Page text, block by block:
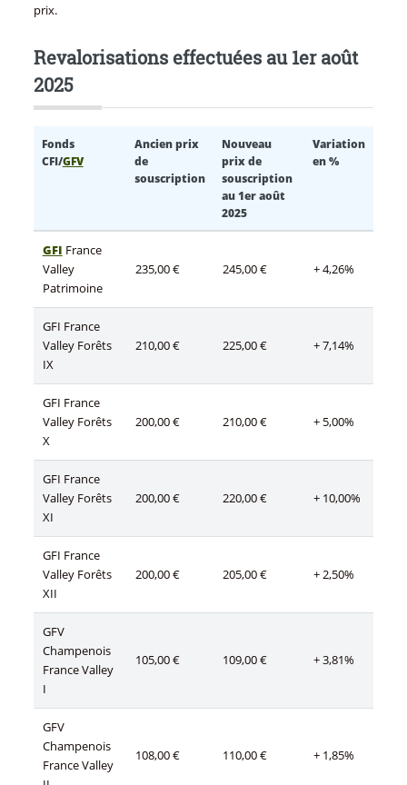
prix.
Revalorisations effectuées au 1er août
2025
Fonds
CFI/GFV
Ancien prix
de
souscription
Nouveau
prix de
souscription
au 1er août
2025
Variation
en %
GFI France
Valley
Patrimoine
235,00 € 245,00 € + 4,26%
GFI France
Valley Forêts
IX
210,00 € 225,00 € + 7,14%
GFI France
Valley Forêts
X
200,00 € 210,00 € + 5,00%
GFI France
Valley Forêts
XI
200,00 € 220,00 € + 10,00%
GFI France
Valley Forêts
XII
200,00 € 205,00 € + 2,50%
GFV
Champenois
France Valley
I
105,00 € 109,00 € + 3,81%
GFV
Champenois
France Valley
108,00 € 110,00 € + 1,85%